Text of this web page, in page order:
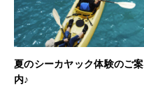
夏のシーカヤック体験のご案
内♪